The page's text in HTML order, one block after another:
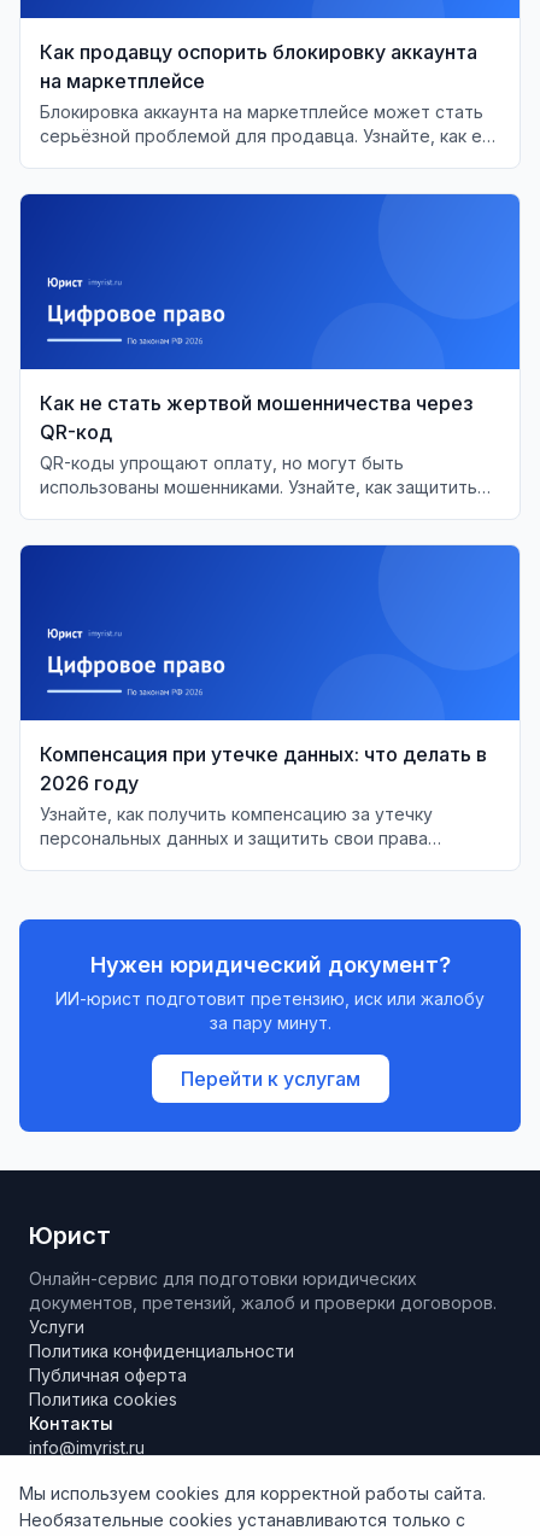
Как продавцу оспорить блокировку аккаунта
на маркетплейсе
Блокировка аккаунта на маркетплейсе может стать
серьёзной проблемой для продавца. Узнайте, как её
Как не стать жертвой мошенничества через
QR-код
QR-коды упрощают оплату, но могут быть
использованы мошенниками. Узнайте, как защитить
Компенсация при утечке данных: что делать в
2026 году
Узнайте, как получить компенсацию за утечку
персональных данных и защитить свои права
Нужен юридический документ?
ИИ-юрист подготовит претензию, иск или жалобу
за пару минут.
Перейти к услугам
Юрист
Онлайн-сервис для подготовки юридических
документов, претензий, жалоб и проверки договоров.
Услуги
Политика конфиденциальности
Публичная оферта
Политика cookies
Контакты
info@imyrist.ru
Мы используем cookies для корректной работы сайта.
Необязательные cookies устанавливаются только с